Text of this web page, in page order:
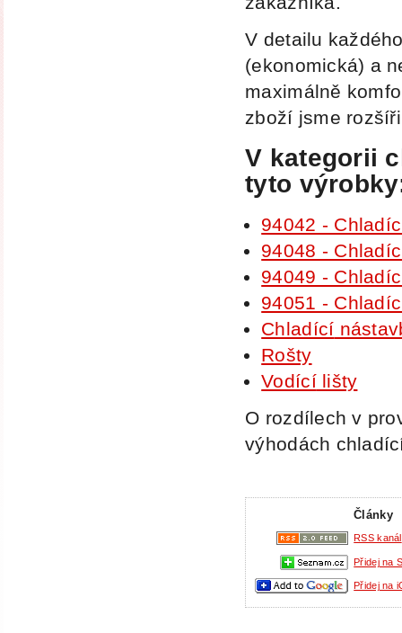
V detailu
(ekonomická) a
maximálně
zboží jsme
V kategorii
tyto
94042 -
94048 -
94049 -
94051 -
Chladící
Rošty
Vodícílišty
O rozdílech v
výhodách
Články
RSS kanál
Přidej na
Přidej na